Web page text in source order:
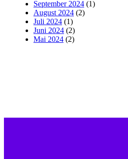
September 2024 (1)
August 2024 (2)
Juli 2024 (1)
Juni 2024 (2)
Mai 2024 (2)